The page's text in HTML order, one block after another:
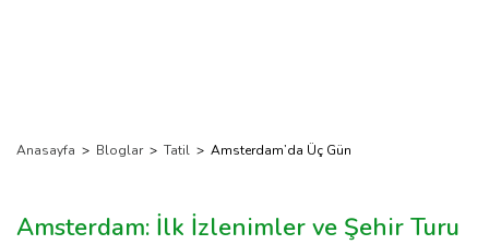
Anasayfa > Bloglar > Tatil > Amsterdam’da Üç Gün
Amsterdam: İlk İzlenimler ve Şehir Turu